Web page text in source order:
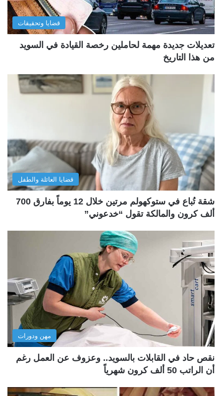
قضايا وتحقيقات
تعديلات جديدة مهمة لحاملين رخصة القيادة في السويد
من هذا التاريخ
قضايا العائلة والطفل
شقة تُباع في ستوكهولم مرتين خلال 12 يوماً بفارق 700
ألف كرون والمالكة تقول “خدعوني”
مهن ودورات
نقص حاد في القابلات بالسويد.. وعزوف عن العمل رغم
أن الراتب 50 ألف كرون شهرياً